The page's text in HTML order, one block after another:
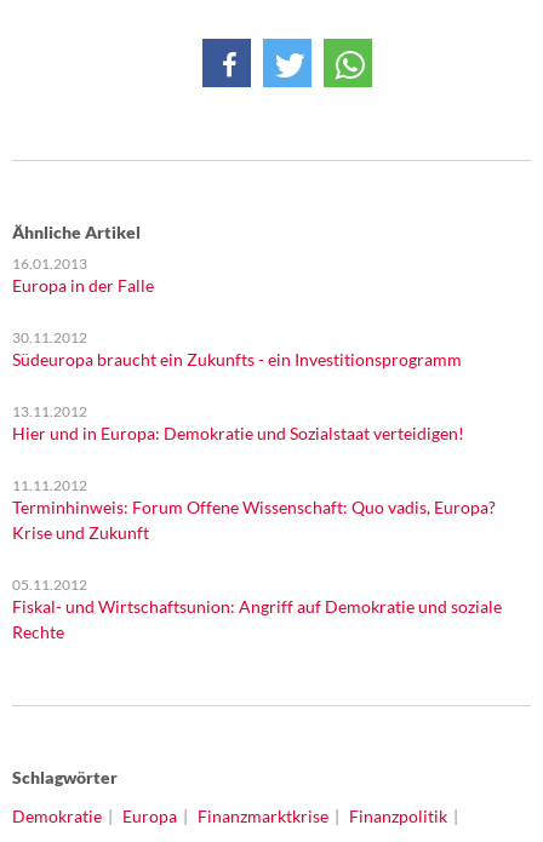
Ähnliche Artikel
16.01.2013
Europa in der Falle
30.11.2012
Südeuropa braucht ein Zukunfts - ein Investitionsprogramm
13.11.2012
Hier und in Europa: Demokratie und Sozialstaat verteidigen!
11.11.2012
Terminhinweis: Forum Offene Wissenschaft: Quo vadis, Europa?
Krise und Zukunft
05.11.2012
Fiskal- und Wirtschaftsunion: Angriff auf Demokratie und soziale
Rechte
Schlagwörter
Demokratie
Europa Finanzmarktkrise
Finanzpolitik